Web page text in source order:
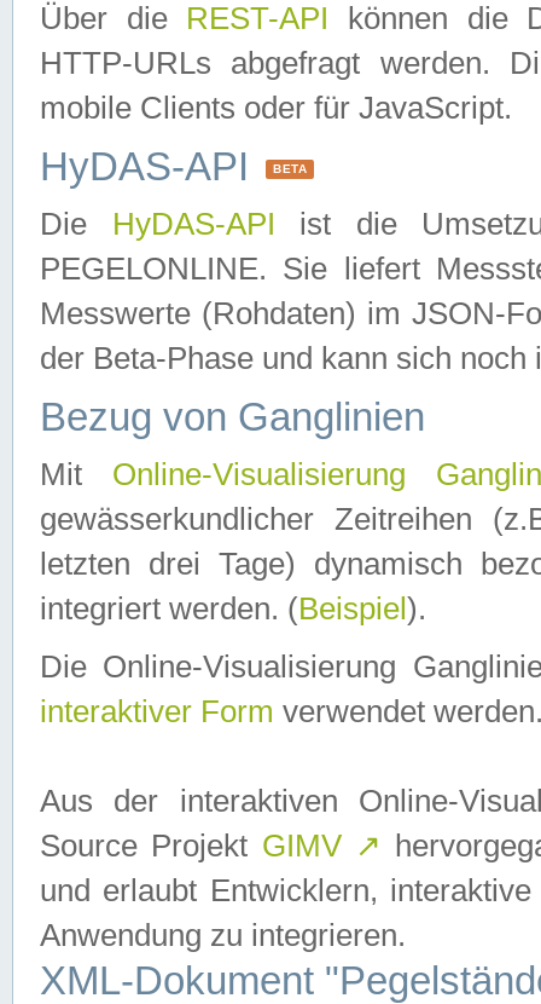
Über die REST-API können die
HTTP-URLs abgefragt werden.
mobile Clients oder für JavaScript.
HyDAS-API BETA
Die HyDAS-API ist die
PEGELONLINE. Sie liefert
Messwerte (Rohdaten) im JSON-
der Beta-Phase und kann sich noch
Bezug von Ganglinien
Mit Online-Visualisierung
gewässerkundlicher Zeitreihen
letzten drei Tage) dynamisch
integriert werden. (Beispiel ).
Die Online-Visualisierung
interaktiver Form verwendet
Aus der interaktiven Online-
Source Projekt GIMV ↗
und erlaubt Entwicklern,
Anwendung zu integrieren.
XML-Dokument